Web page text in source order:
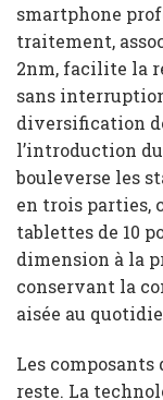
smartphone
traitement,
2nm, facilite la
sans
diversification
l’introduction
bouleverse les
en trois parties,
tablettes de 10
dimension à la
conservant la
aisée au
Les
reste. La